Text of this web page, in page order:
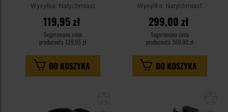
Wysyłka: Natychmiast
119,95 zł
Sugerowana cena
producenta 129,95 zł
DO KOSZYKA
Wysyłka: Natychmiast
299,00 zł
Sugerowana cena
producenta 369,90 zł
DO KOSZYKA